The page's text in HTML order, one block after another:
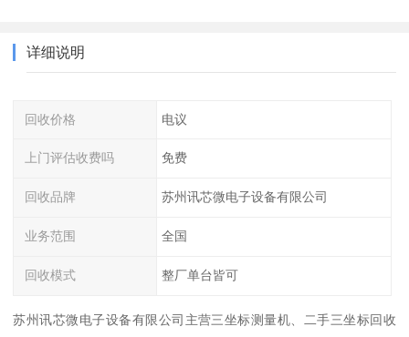
详细说明
回收价格 电议
上门评估收费吗 免费
回收品牌 苏州讯芯微电子设备有限公司
业务范围 全国
回收模式 整厂单台皆可
苏州讯芯微电子设备有限公司主营三坐标测量机、二手三坐标回收